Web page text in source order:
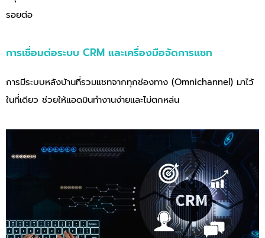
รอยต่อ
การเชื่อมต่อระบบ CRM และเครื่องมือจัดการแชท
การมีระบบหลังบ้านที่รวมแชทจากทุกช่องทาง (Omnichannel) มาไว้
ในที่เดียว ช่วยให้แอดมินทำงานง่ายและไม่ตกหล่น